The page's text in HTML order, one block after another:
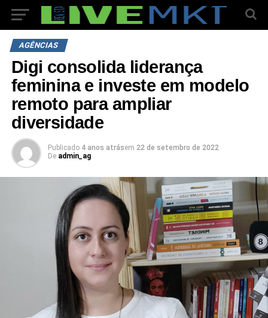
AGÊNCIAS
Digi consolida liderança
feminina e investe em modelo
remoto para ampliar
diversidade
Publicado 4 anos atrásem 22 de setembro de 2022
De admin_ag